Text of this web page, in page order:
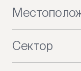
Сектор